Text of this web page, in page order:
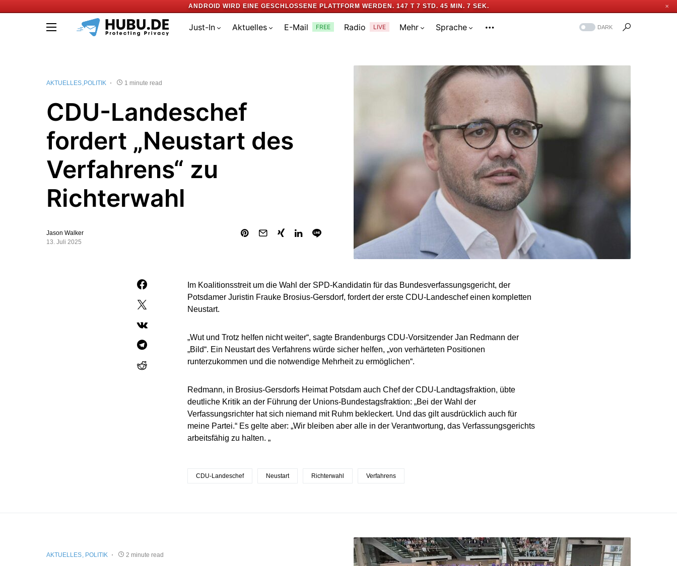
ANDROID WIRD EINE GESCHLOSSENE PLATTFORM WERDEN. 147 T 7 STD. 45 MIN. 6 SEK. ✕
Just-In Aktuelles E-Mail FREE Radio LIVE Mehr Sprache DARK
AKTUELLES POLITIK 1 minute read
CDU-Landeschef
fordert „Neustart des
Verfahrens“ zu
Richterwahl
Jason Walker
13. Juli 2025
Im Koalitionsstreit um die Wahl der SPD-Kandidatin für das Bundesverfassungsgericht, der
Potsdamer Juristin Frauke Brosius-Gersdorf, fordert der erste CDU-Landeschef einen kompletten
Neustart.
„Wut und Trotz helfen nicht weiter“, sagte Brandenburgs CDU-Vorsitzender Jan Redmann der
„Bild“. Ein Neustart des Verfahrens würde sicher helfen, „von verhärteten Positionen
runterzukommen und die notwendige Mehrheit zu ermöglichen“.
Redmann, in Brosius-Gersdorfs Heimat Potsdam auch Chef der CDU-Landtagsfraktion, übte
deutliche Kritik an der Führung der Unions-Bundestagsfraktion: „Bei der Wahl der
Verfassungsrichter hat sich niemand mit Ruhm bekleckert. Und das gilt ausdrücklich auch für
meine Partei.“ Es gelte aber: „Wir bleiben aber alle in der Verantwortung, das Verfassungsgerichts
arbeitsfähig zu halten. „
CDU-Landeschef Neustart Richterwahl Verfahrens
AKTUELLES POLITIK 2 minute read